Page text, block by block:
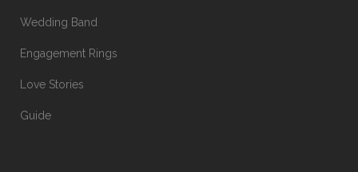
Wedding Band
Engagement Rings
Love Stories
Guide